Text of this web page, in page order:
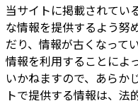
当サイトに掲載されてい
な情報を提供するよう努
だり、情報が古くなって
情報を利用することによ
いかねますので、あらか
トで提供する情報は、法